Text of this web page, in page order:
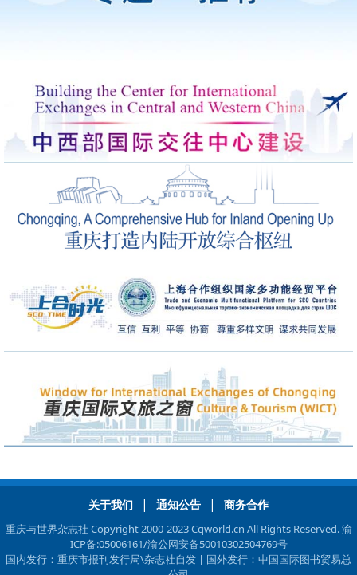
关于我们 | 通知公告 | 商务合作
重庆与世界杂志社 Copyright 2000-2023 Cqworld.cn All Rights Reserved.渝
ICP备:05006161/渝公网安备50010302504769号
国内发行：重庆市报刊发行局\杂志社自发 | 国外发行：中国国际图书贸易总